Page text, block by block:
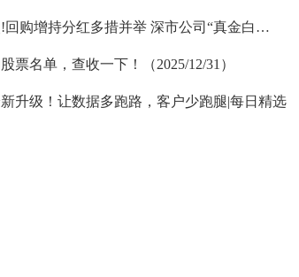
回购增持分红多措并举 深市公司“真金白
场稳定
票名单，查收一下！（2025/12/31）
升级！让数据多跑路，客户少跑腿|每日精选